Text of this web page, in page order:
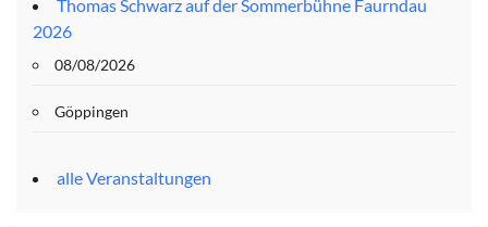
Thomas Schwarz auf der Sommerbühne Faurndau
2026
08/08/2026
Göppingen
alle Veranstaltungen